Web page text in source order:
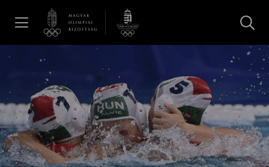
Hírek
Galéria
Dakar 2026